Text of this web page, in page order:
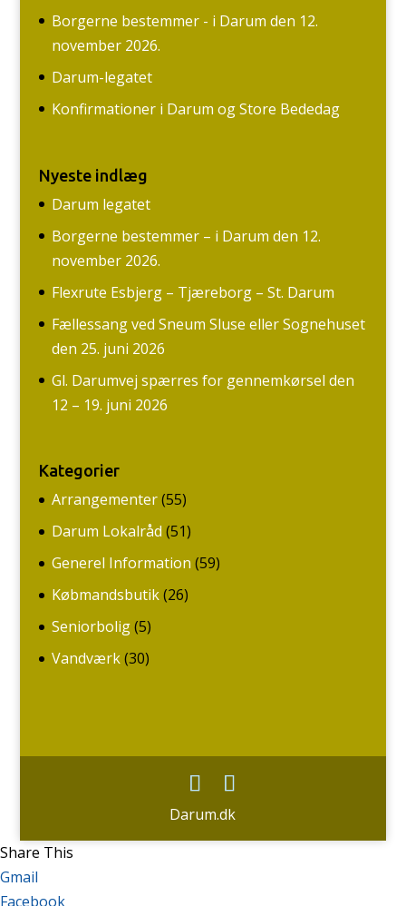
Borgerne bestemmer - i Darum den 12.
november 2026.
Darum-legatet
Konfirmationer i Darum og Store Bededag
Nyeste indlæg
Darum legatet
Borgerne bestemmer – i Darum den 12.
november 2026.
Flexrute Esbjerg – Tjæreborg – St. Darum
Fællessang ved Sneum Sluse eller Sognehuset
den 25. juni 2026
Gl. Darumvej spærres for gennemkørsel den
12 – 19. juni 2026
Kategorier
Arrangementer(55)
Darum Lokalråd (51)
Generel Information (59)
Købmandsbutik(26)
Seniorbolig(5)
Vandværk(30)
Darum.dk
Share This
Gmail
Facebook